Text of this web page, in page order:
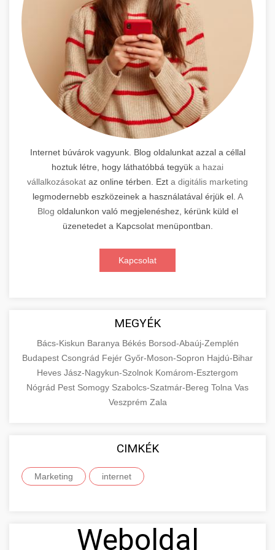
Internet búvárok vagyunk. Blog oldalunkat azzal a céllal
hoztuk létre, hogy láthatóbbá tegyük a hazai
vállalkozásokat az online térben. Ezt a digitális marketing
legmodernebb eszközeinek a használatával érjük el. A
Blog oldalunkon való megjelenéshez, kérünk küld el
üzenetedet a Kapcsolat menüpontban.
Kapcsolat
MEGYÉK
Bács-Kiskun Baranya Békés Borsod-Abaúj-Zemplén
Budapest Csongrád Fejér Győr-Moson-Sopron Hajdú-Bihar
Heves Jász-Nagykun-Szolnok Komárom-Esztergom
Nógrád Pest Somogy Szabolcs-Szatmár-Bereg Tolna Vas
Veszprém Zala
CIMKÉK
Marketing internet
Weboldal